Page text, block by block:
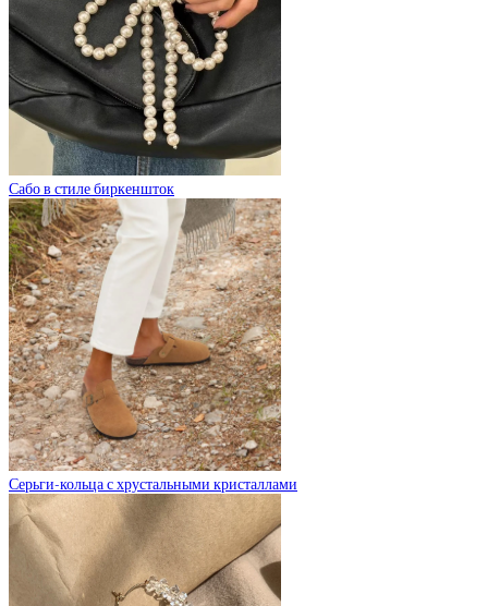
Сабо в стиле биркеншток
Серьги-кольца с хрустальными кристаллами